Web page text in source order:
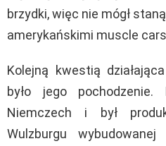
brzydki, więc nie mógł
amerykańskimi muscle
Kolejną kwestią
było jego
Niemczech i był
Wulzburgu